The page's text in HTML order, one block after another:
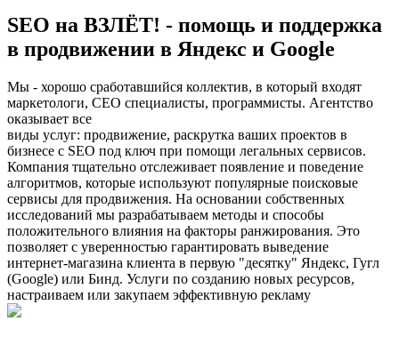
SEO на ВЗЛЁТ! - помощь и поддержка
в продвижении в Яндекс и Google
Мы - хорошо сработавшийся коллектив, в который входят
маркетологи, СЕО специалисты, программисты. Агентство
оказывает все
виды услуг: продвижение, раскрутка ваших проектов в
бизнесе с SEO под ключ при помощи легальных сервисов.
Компания тщательно отслеживает появление и поведение
алгоритмов, которые используют популярные поисковые
сервисы для продвижения. На основании собственных
исследований мы разрабатываем методы и способы
положительного влияния на факторы ранжирования. Это
позволяет с уверенностью гарантировать выведение
интернет-магазина клиента в первую "десятку" Яндекс, Гугл
(Google) или Бинд. Услуги по созданию новых ресурсов,
настраиваем или закупаем эффективную рекламу